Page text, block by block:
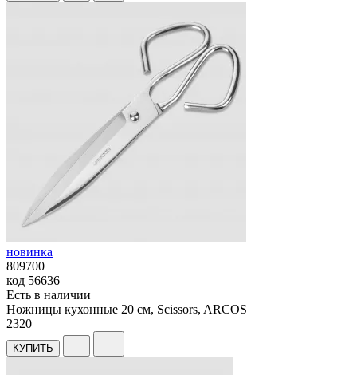
новинка
809700
код 56636
Есть в наличии
Ножницы кухонные 20 см, Scissors, ARCOS
2320
КУПИТЬ